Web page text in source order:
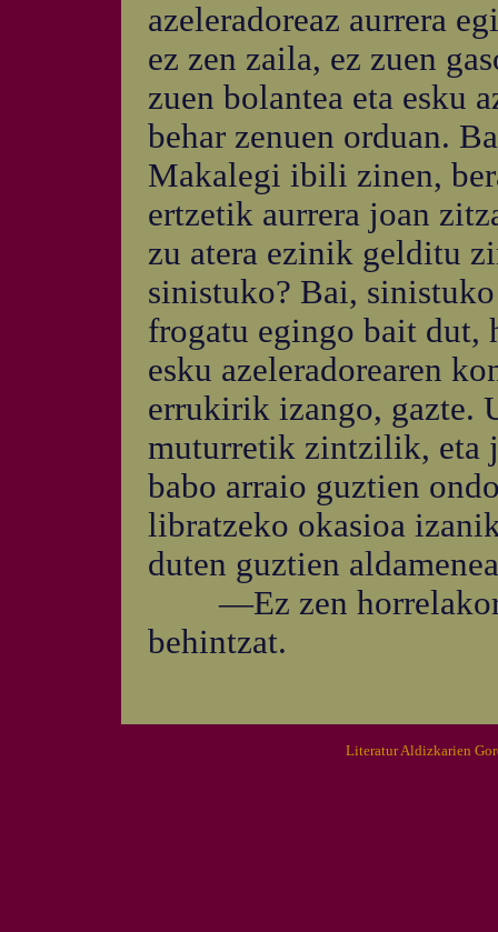
azeleradoreaz aurrera
ez zen zaila, ez zuen
zuen bolantea eta esku
behar zenuen orduan.
Makalegi ibili zinen,
ertzetik aurrera joan
zu atera ezinik gelditu
sinistuko? Bai,
frogatu egingo bait dut,
esku azeleradorearen
errukirik izango, gazte.
muturretik zintzilik, eta
babo arraio guztien
libratzeko okasioa
duten guztien
—Ez zen
behintzat.
Literatur Aldizkarien